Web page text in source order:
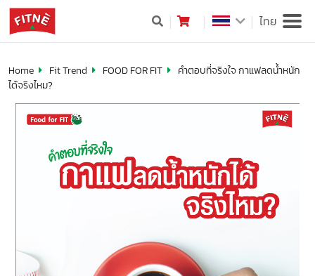
ไทย
Home Fit Trend FOOD FOR FIT
คำตอบที่จริงใจ กาแฟลดน้ำหนัก
ได้จริงไหม?